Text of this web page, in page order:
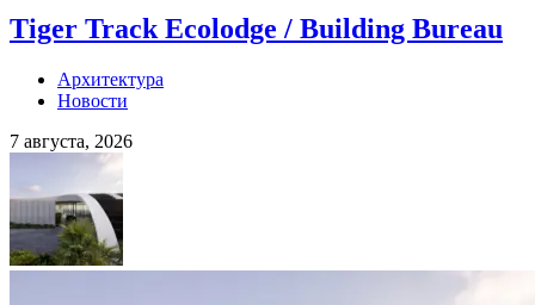
Tiger Track Ecolodge / Building Bureau
Архитектура
Новости
7 августа, 2026